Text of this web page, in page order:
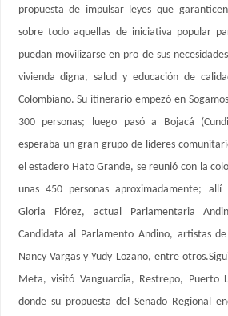
propuesta de impulsar leyes que
sobre todo aquellas de iniciativa popular
puedan movilizarse en pro de sus
vivienda digna, salud y educación de
Colombiano. Su itinerario empezó en
300 personas; luego pasó a Bojacá
esperaba un gran grupo de líderes
el estadero Hato Grande, se reunió con la
unas 450 personas aproximadamente; allí
Gloria Flórez, actual Parlamentaria
Candidata al Parlamento Andino, artistas
Nancy Vargas y Yudy Lozano, entre
Meta, visitó Vanguardia, Restrepo, Puerto
donde su propuesta del Senado Regional